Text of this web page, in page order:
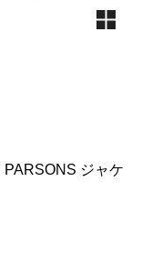
ジャケ